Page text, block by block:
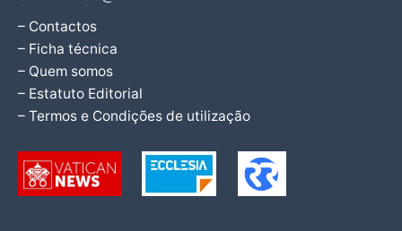
– Contactos
– Ficha técnica
– Quem somos
– Estatuto Editorial
– Termos e Condições de utilização